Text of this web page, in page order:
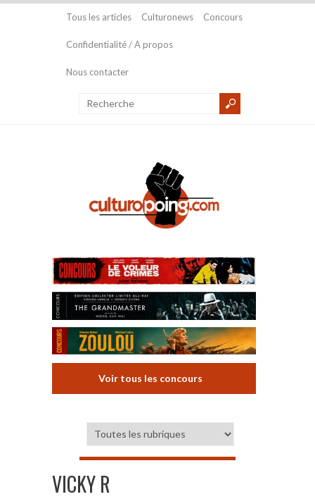
Tous les articles Culturonews Concours
Confidentialité / A propos
Nous contacter
Voir tous les concours
VICKY R